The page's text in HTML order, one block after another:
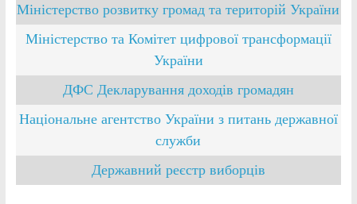
Міністерство розвитку громад та територій України
Міністерство та Комітет цифрової трансформації
України
ДФС Декларування доходів громадян
Національне агентство України з питань державної
служби
Державний реєстр виборців